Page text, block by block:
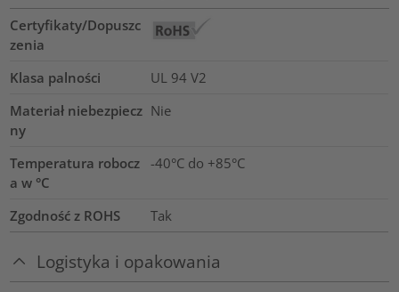
Certyfikaty/Dopuszc
zenia
Klasa palności
UL 94 V2
Materiał niebezpiecz
ny
Nie
Temperatura robocz
a w °C
-40°C do +85°C
Zgodność z ROHS Tak
Logistyka i opakowania